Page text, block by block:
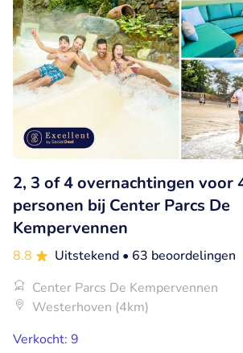
2, 3 of 4 overnachtingen voor
personen bij Center Parcs De
Kempervennen
8.8 Uitstekend • 63 beoordelingen
Center Parcs De Kempervennen
Westerhoven (4km)
Verkocht: 9